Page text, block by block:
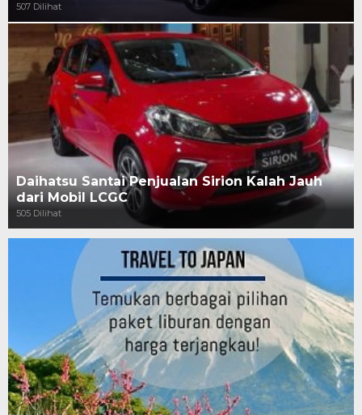
507 Dilihat
Daihatsu Santai Penjualan Sirion Kalah Jauh
dari Mobil LCGC
505 Dilihat